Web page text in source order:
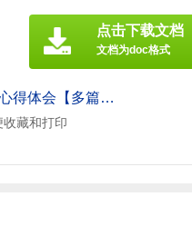
《时代楷模发布厅抗疫特别节目心得体会【多篇】[此文共3212字].doc》
藏和打印
点击下载文档
文档为doc格式